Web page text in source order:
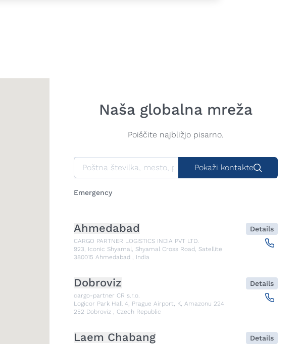
Naša globalna mreža
Poiščite najbližjo pisarno.
Pokaži kontakte
Emergency
Ahmedabad
CARGO PARTNER LOGISTICS INDIA PVT LTD.
923, Iconic Shyamal, Shyamal Cross Road, Satellite
380015 Ahmedabad , India
Details
Dobroviz
cargo-partner CR s.r.o.
Logicor Park Hall 4, Prague Airport, K, Amazonu 224
252 Dobroviz , Czech Republic
Details
Laem Chabang Details